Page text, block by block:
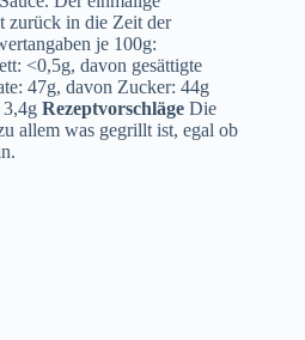
zurück in die Zeit der
je 100g:
<0,5g, davon gesättigte
47g, davon Zucker: 44g
Rezeptvorschläge Die
allem was gegrillt ist, egal ob